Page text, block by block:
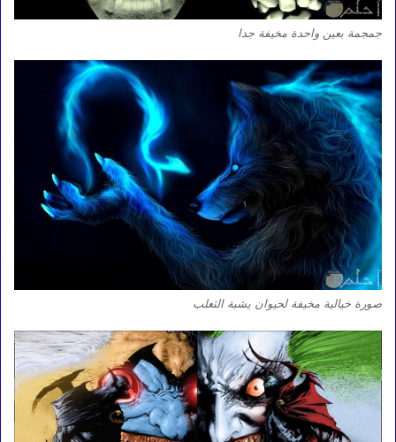
جمجمة بعين واحدة مخيفة جدا
صورة خيالية مخيفة لحيوان يشبة الثعلب